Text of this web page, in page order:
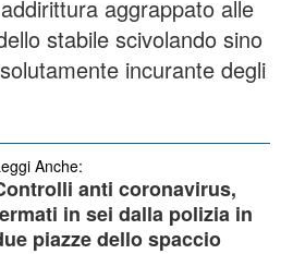
aggrappato alle
stabile scivolando sino
incurante degli
Anche:
anti coronavirus,
in sei dalla polizia in
piazze dello spaccio